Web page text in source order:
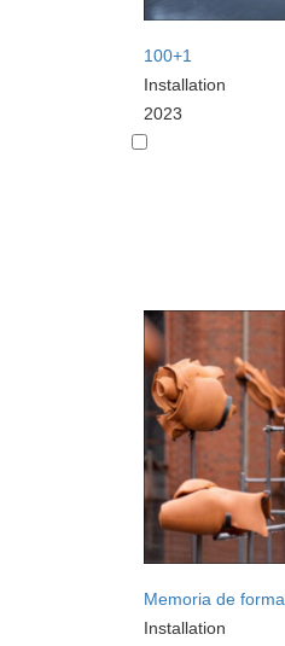
100+1
Installation
2023
Memoria de forma
Installation